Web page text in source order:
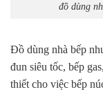
đồ dùng
Đồ dùng nhà bếp
đun siêu tốc, bếp
thiết cho việc bếp